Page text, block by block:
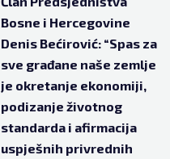
Bosne i Hercegovine
Denis Bećirović: “Spas za
sve građane naše zemlje
je okretanje ekonomiji,
podizanje životnog
standarda i afirmacija
uspješnih privrednih